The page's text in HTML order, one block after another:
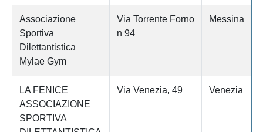
Associazione
Sportiva
Dilettantistica
Mylae Gym
Via Torrente Forno
n 94
Messina
LA FENICE
ASSOCIAZIONE
SPORTIVA
Via Venezia, 49 Venezia